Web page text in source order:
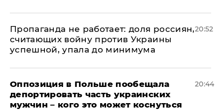
​Пропаганда не работает: доля россиян,
считающих войну против Украины
успешной, упала до минимума
20:52
Оппозиция в Польше пообещала
депортировать часть украинских
мужчин – кого это может коснуться
20:44